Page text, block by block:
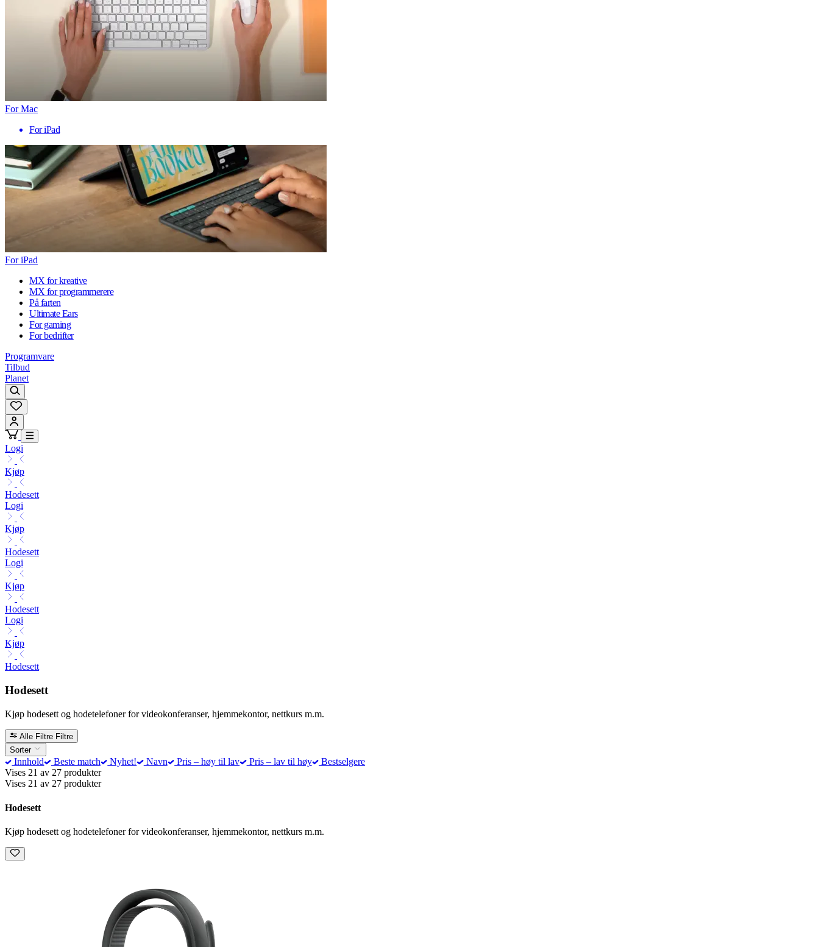
For Mac
For iPad
For iPad
MX for kreative
MX for programmerere
På farten
Ultimate Ears
For gaming
For bedrifter
Programvare
Tilbud
Planet
Logi
Kjøp
Hodesett
Logi
Kjøp
Hodesett
Logi
Kjøp
Hodesett
Logi
Kjøp
Hodesett
Hodesett
Kjøp hodesett og hodetelefoner for videokonferanser, hjemmekontor, nettkurs m.m.
Alle Filtre Filtre
Sorter
Innhold Beste match Nyhet! Navn Pris – høy til lav Pris – lav til høy
Bestselgere
Vises 21 av 27 produkter
Vises 21 av 27 produkter
Hodesett
Kjøp hodesett og hodetelefoner for videokonferanser, hjemmekontor, nettkurs m.m.